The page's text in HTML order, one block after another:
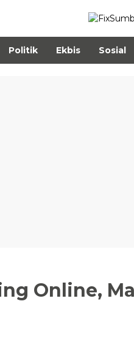
Politik Ekbis Sosial
Online,